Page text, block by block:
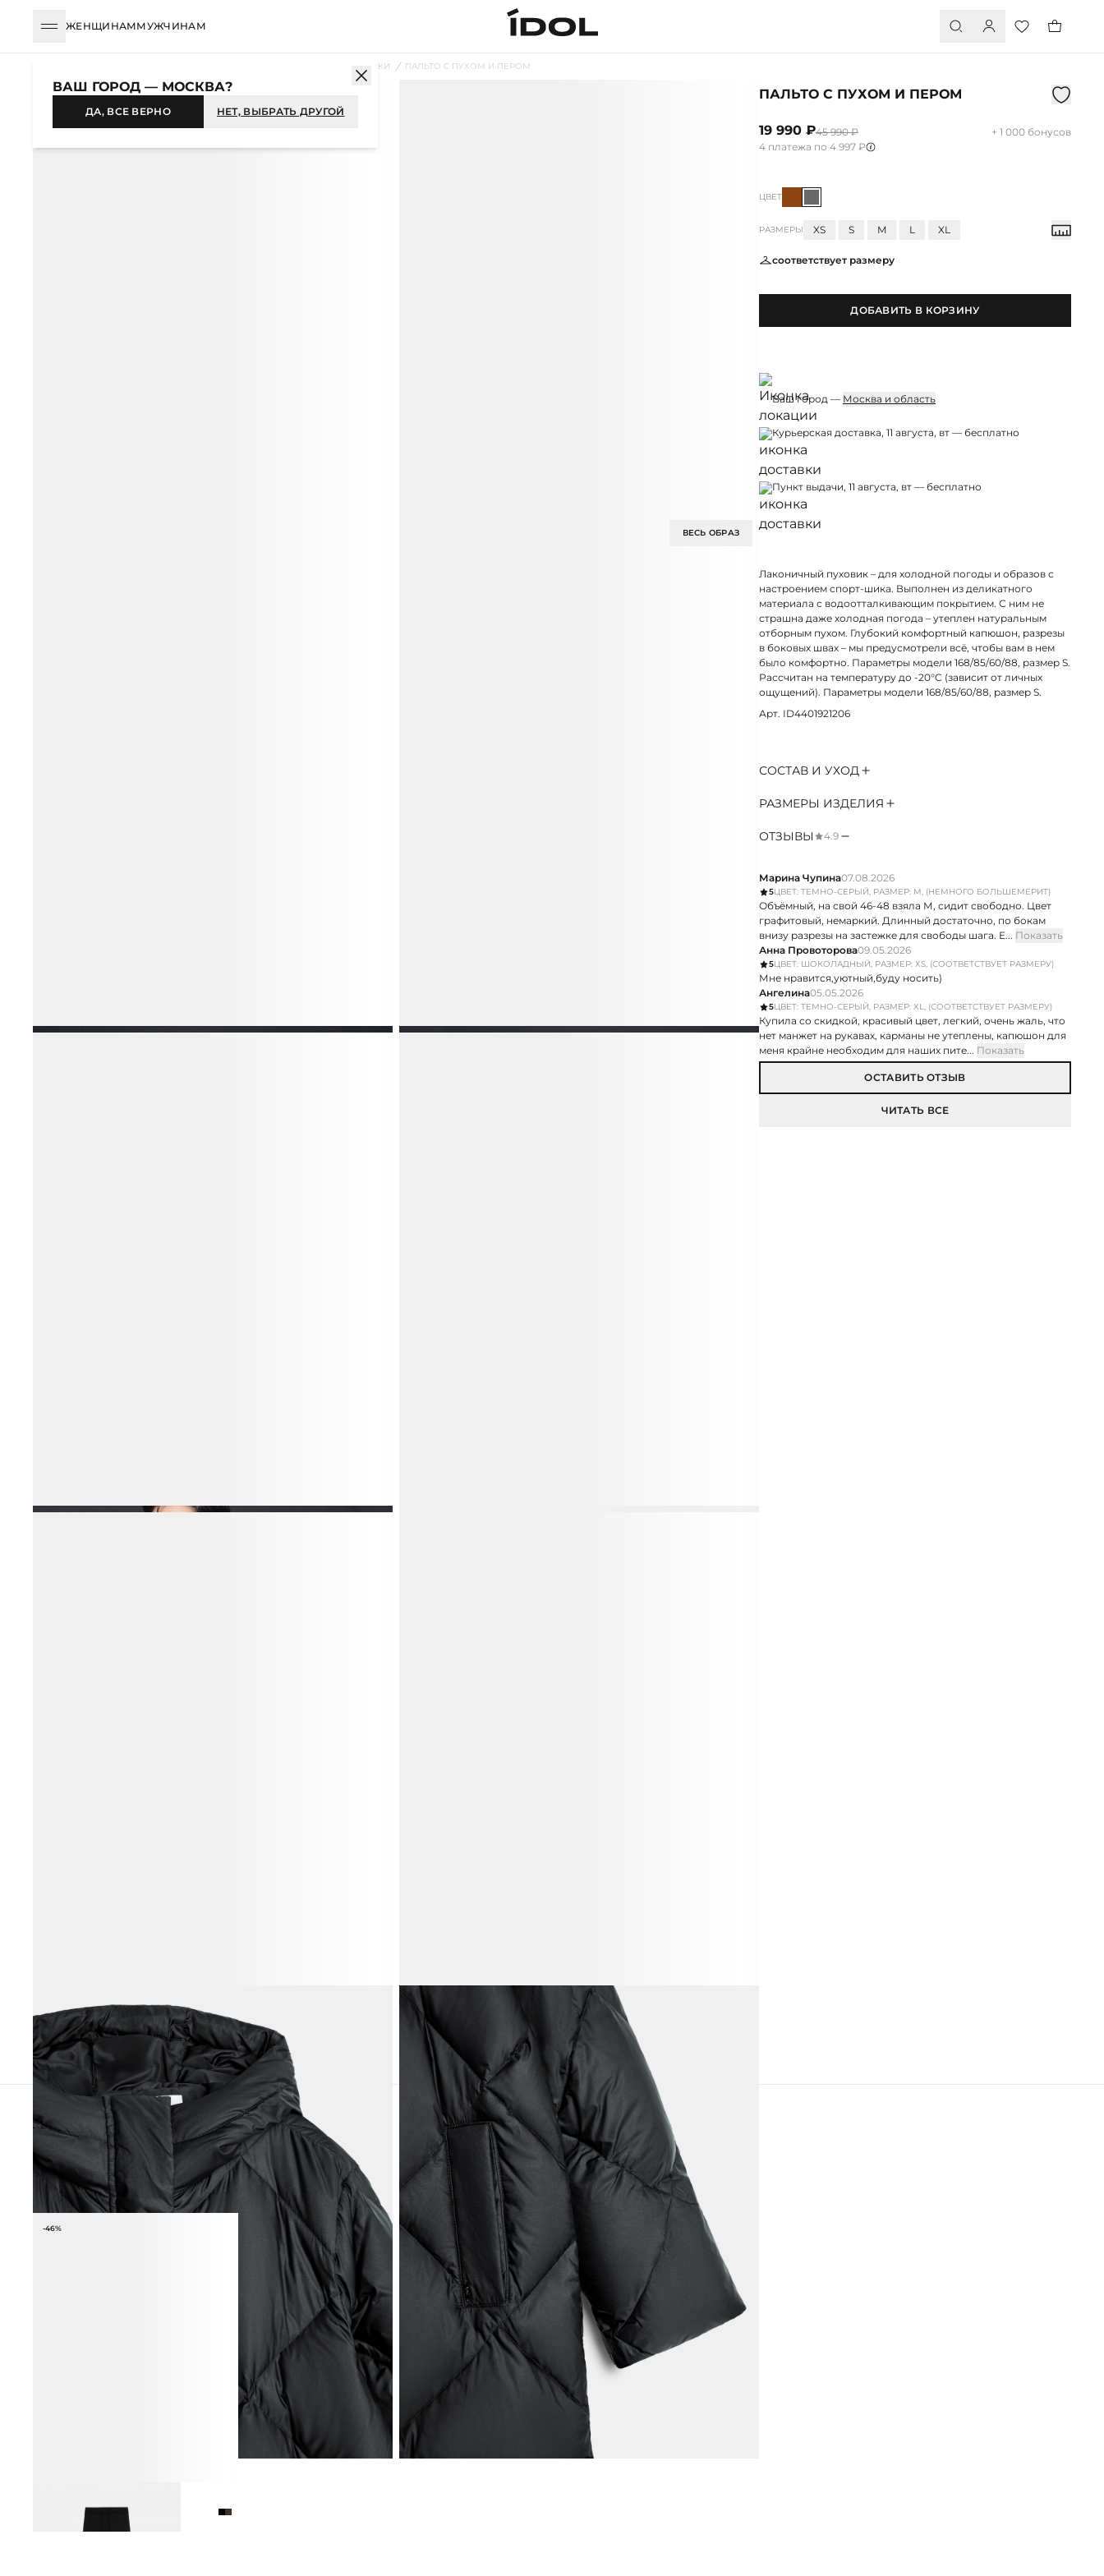
ЖЕНЩИНАММУЖЧИНАМ
ПУХОВИКИ ПАЛЬТО С ПУХОМ И ПЕРОМ
ВЕСЬ ОБРАЗ
ПАЛЬТО С ПУХОМ И ПЕРОМ
19 990 ₽45 990 ₽
+ 1 000 бонусов
4 платежа по 4 997 ₽
ЦВЕТ
РАЗМЕРЫ XS S M L XL
соответствует размеру
ДОБАВИТЬ В КОРЗИНУ
Ваш город — Москва и область
Курьерская доставка, 11 августа, вт — бесплатно
Пункт выдачи, 11 августа, вт — бесплатно
Лаконичный пуховик – для холодной погоды и образов с
настроением спорт-шика. Выполнен из деликатного
материала с водоотталкивающим покрытием. С ним не
страшна даже холодная погода – утеплен натуральным
отборным пухом. Глубокий комфортный капюшон, разрезы
в боковых швах – мы предусмотрели всё, чтобы вам в нем
было комфортно. Параметры модели 168/85/60/88, размер S.
Рассчитан на температуру до -20°C (зависит от личных
ощущений). Параметры модели 168/85/60/88, размер S.
Арт. ID4401921206
СОСТАВ И УХОД
РАЗМЕРЫ ИЗДЕЛИЯ
ОТЗЫВЫ 4.9
Марина Чупина07.08.2026
5ЦВЕТ: ТЕМНО-СЕРЫЙ, РАЗМЕР: M, (НЕМНОГО БОЛЬШЕМЕРИТ)
Объёмный, на свой 46-48 взяла М, сидит свободно. Цвет
графитовый, немаркий. Длинный достаточно, по бокам
внизу разрезы на застежке для свободы шага. Е... Показать
Анна Провоторова09.05.2026
5ЦВЕТ: ШОКОЛАДНЫЙ, РАЗМЕР: XS, (СООТВЕТСТВУЕТ РАЗМЕРУ)
Мне нравится,уютный,буду носить)
Ангелина05.05.2026
5ЦВЕТ: ТЕМНО-СЕРЫЙ, РАЗМЕР: XL, (СООТВЕТСТВУЕТ РАЗМЕРУ)
Купила со скидкой, красивый цвет, легкий, очень жаль, что
нет манжет на рукавах, карманы не утеплены, капюшон для
меня крайне необходим для наших пите... Показать
ОСТАВИТЬ ОТЗЫВ
ЧИТАТЬ ВСЕ
ВЕСЬ ОБРАЗ
-46%
12 990 ₽
ВАШ ГОРОД — МОСКВА?
ДА, ВСЕ ВЕРНО НЕТ, ВЫБРАТЬ ДРУГОЙ